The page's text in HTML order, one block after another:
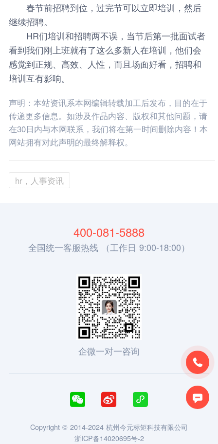
春节前招聘到位，过完节可以立即培训，然后
继续招聘。
HR们培训和招聘两不误，当节后第一批面试者
看到我们刚上班就有了这么多新人在培训，他们会
感觉到正规、高效、人性，而且场面好看，招聘和
培训互有影响。
声明：本站资讯系本网编辑转载加工后发布，目的在于
传递更多信息。如涉及作品内容、版权和其他问题，请
在30日内与本网联系，我们将在第一时间删除内容！本
网站拥有对此声明的最终解释权。
hr，人事资讯


400-081-5888
全国统一客服热线 （工作日 9:00-18:00）
企微一对一咨询
  
Copyright © 2014-2024 杭州今元标矩科技有限公司
浙ICP备14020695号-2